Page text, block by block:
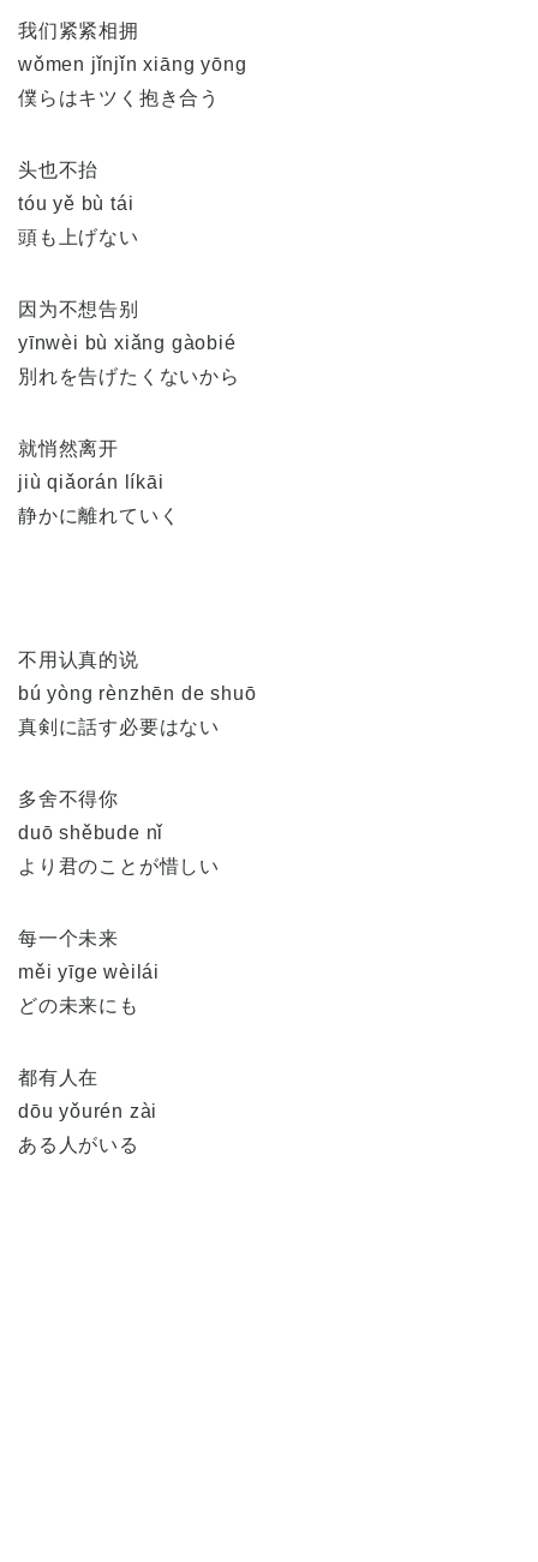
我们紧紧相拥
wǒmen jǐnjǐn xiāng yōng
僕らはキツく抱き合う
头也不抬
tóu yě bù tái
頭も上げない
因为不想告别
yīnwèi bù xiǎng gàobié
別れを告げたくないから
就悄然离开
jiù qiǎorán líkāi
静かに離れていく
不用认真的说
bú yòng rènzhēn de shuō
真剣に話す必要はない
多舍不得你
duō shěbude nǐ
より君のことが惜しい
每一个未来
měi yīge wèilái
どの未来にも
都有人在
dōu yǒurén zài
ある人がいる